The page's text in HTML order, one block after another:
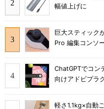
幅値上げに
巨大スティック
Pro 編集コンソ
ChatGPTでコ
向けアドビプラ
軽さ1.1kg×自動